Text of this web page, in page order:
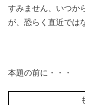
すみません、いつか
が、恐らく直近では
本題の前に・・・